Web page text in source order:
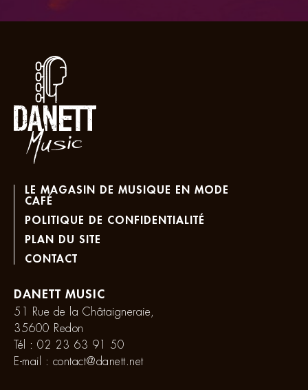
LE MAGASIN DE MUSIQUE EN MODE
CAFÉ
POLITIQUE DE CONFIDENTIALITÉ
PLAN DU SITE
CONTACT
DANETT MUSIC
51 Rue de la Châtaigneraie,
35600 Redon
Tél : 02 23 63 91 50
E-mail : contact@danett.net